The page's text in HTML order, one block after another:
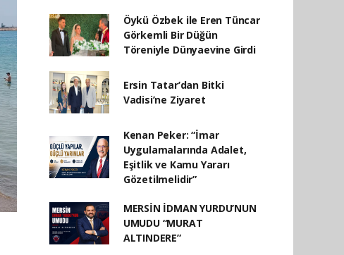
Öykü Özbek ile Eren Tüncar
Görkemli Bir Düğün
Töreniyle Dünyaevine Girdi
Ersin Tatar’dan Bitki
Vadisi’ne Ziyaret
Kenan Peker: “İmar
Uygulamalarında Adalet,
Eşitlik ve Kamu Yararı
Gözetilmelidir”
MERSİN İDMAN YURDU’NUN
UMUDU “MURAT
ALTINDERE”